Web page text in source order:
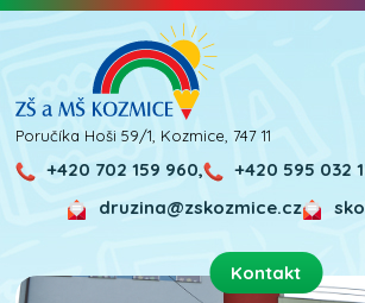
Poručíka Hoši 59/1, Kozmice, 747 11
+420 702 159 960,
+420 595 032
druzina@zskozmice.cz